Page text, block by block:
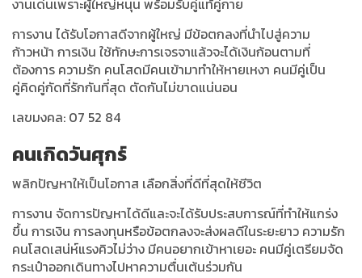
งานเด่นเพราะผู้ใหญ่หนุน พร้อมรับคู่แท้คู่กาย
การงาน ได้รับโอกาสดีจากผู้ใหญ่ มีข้อตกลงที่นำไปสู่ความ
ก้าวหน้า การเงิน ใช้ทักษะการเจรจาแล้วจะได้เงินก้อนตามที่
ต้องการ ความรัก คนโสดมีคนเข้ามาทำให้หายเหงา คนมีคู่เป็น
คู่คิดคู่กัดที่รักกันที่สุด ตัดกันไม่ขาดแน่นอน
เลขมงคล: 07 52 84
คนเกิดวันศุกร์
พลิกปัญหาให้เป็นโอกาส เลือกสิ่งที่ดีที่สุดให้ชีวิต
การงาน จัดการปัญหาได้ดีและจะได้รับประสบการณ์ที่ทำให้แกร่ง
ขึ้น การเงิน การลงทุนหรือข้อตกลงจะส่งผลดีในระยะยาว ความรัก
คนโสดเสน่ห์แรงคิวไม่ว่าง มีคนอยากเข้าหาเยอะ คนมีคู่เตรียมจัด
กระเป๋าออกเดินทางไปหาความตื่นเต้นร่วมกัน